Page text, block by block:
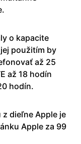
o kapacite
použitím by
až 25
až 18 hodín
hodín.
dieľne Apple je
Apple za 99